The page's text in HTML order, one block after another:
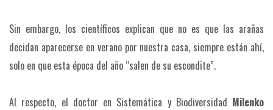
Sin embargo, los científicos explican que no es que las arañas
decidan aparecerse en verano por nuestra casa, siempre están ahí,
solo en que esta época del año “salen de su escondite”.
Al respecto, el doctor en Sistemática y Biodiversidad Milenko